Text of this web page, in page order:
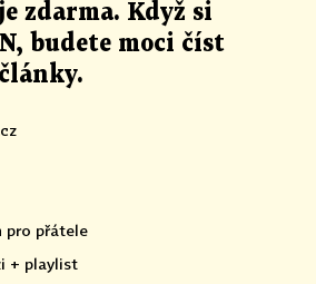
zdarma. Když si
budete moci číst
.
pro přátele
+ playlist